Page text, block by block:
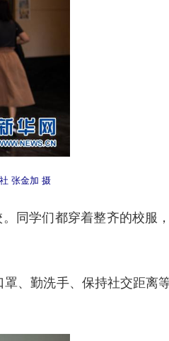
张金加 摄
同学们都穿着整齐的校服
、勤洗手、保持社交距离